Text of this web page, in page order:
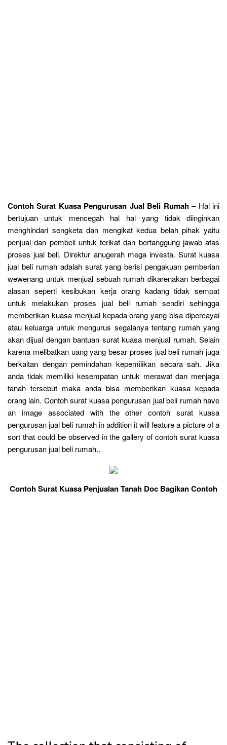
Contoh Surat Kuasa Pengurusan Jual Beli Rumah– Hal ini
bertujuan untuk mencegah hal hal yang tidak diinginkan
menghindari sengketa dan mengikat kedua belah pihak yaitu
penjual dan pembeli untuk terikat dan bertanggung jawab atas
proses jual beli. Direktur anugerah mega investa. Surat kuasa
jual beli rumah adalah surat yang berisi pengakuan pemberian
wewenang untuk menjual sebuah rumah dikarenakan berbagai
alasan seperti kesibukan kerja orang kadang tidak sempat
untuk melakukan proses jual beli rumah sendiri sehingga
memberikan kuasa menjual kepada orang yang bisa dipercayai
atau keluarga untuk mengurus segalanya tentang rumah yang
akan dijual dengan bantuan surat kuasa menjual rumah. Selain
karena melibatkan uang yang besar proses jual beli rumah juga
berkaitan dengan pemindahan kepemilikan secara sah. Jika
anda tidak memiliki kesempatan untuk merawat dan menjaga
tanah tersebut maka anda bisa memberikan kuasa kepada
orang lain. Contoh surat kuasa pengurusan jual beli rumah have
an image associated with the other contoh surat kuasa
pengurusan jual beli rumah in addition it will feature a picture of a
sort that could be observed in the gallery of contoh surat kuasa
pengurusan jual beli rumah..
Contoh Surat Kuasa Penjualan Tanah Doc Bagikan Contoh